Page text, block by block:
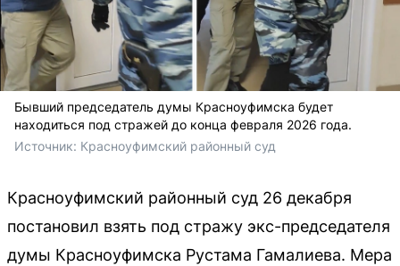
Бывший председатель думы Красноуфимска будет
находиться под стражей до конца февраля 2026 года.
Источник: Красноуфимский районный суд
Красноуфимский районный суд 26 декабря
постановил взять под стражу экс-председателя
думы Красноуфимска Рустама Гамалиева. Мера